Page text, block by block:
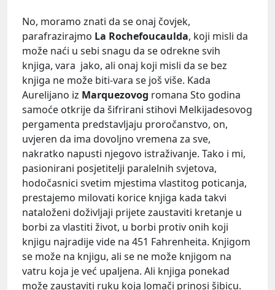
No, moramo znati da se onaj čovjek,
parafrazirajmo La Rochefoucaulda, koji misli da
može naći u sebi snagu da se odrekne svih
knjiga, vara jako, ali onaj koji misli da se bez
knjiga ne može biti-vara se još više. Kada
Aurelijano iz Marquezovog romana Sto godina
samoće otkrije da šifrirani stihovi Melkijadesovog
pergamenta predstavljaju proročanstvo, on,
uvjeren da ima dovoljno vremena za sve,
nakratko napusti njegovo istraživanje. Tako i mi,
pasionirani posjetitelji paralelnih svjetova,
hodočasnici svetim mjestima vlastitog poticanja,
prestajemo milovati korice knjiga kada takvi
nataloženi doživljaji prijete zaustaviti kretanje u
borbi za vlastiti život, u borbi protiv onih koji
knjigu najradije vide na 451 Fahrenheita. Knjigom
se može na knjigu, ali se ne može knjigom na
vatru koja je već upaljena. Ali knjiga ponekad
može zaustaviti ruku koja lomači prinosi šibicu.